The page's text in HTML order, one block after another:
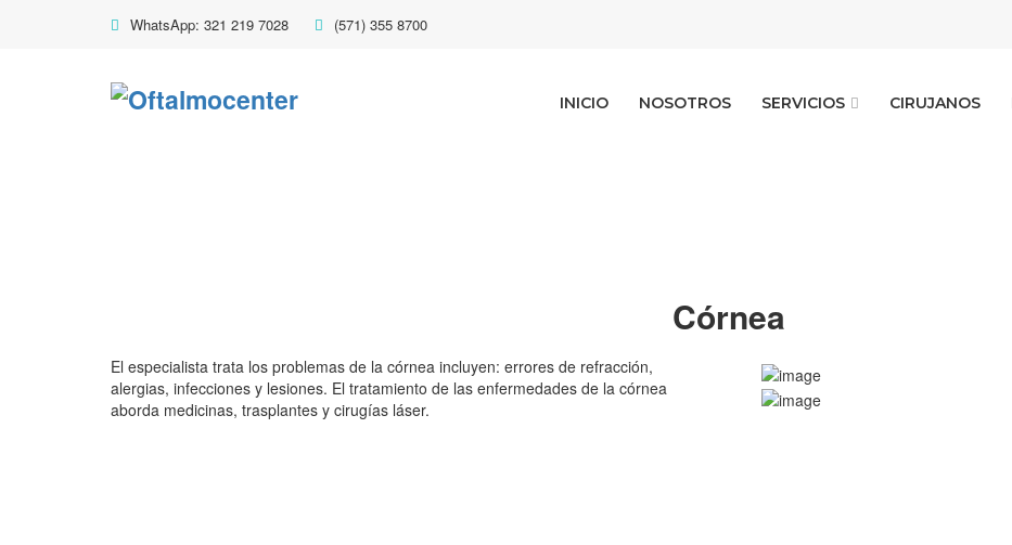
WhatsApp: 321 219 7028 (571) 355 8700
INICIO NOSOTROS SERVICIOS CIRUJANOS
Córnea
El especialista trata los problemas de la córnea incluyen: errores de refracción,
alergias, infecciones y lesiones. El tratamiento de las enfermedades de la córnea
aborda medicinas, trasplantes y cirugías láser.